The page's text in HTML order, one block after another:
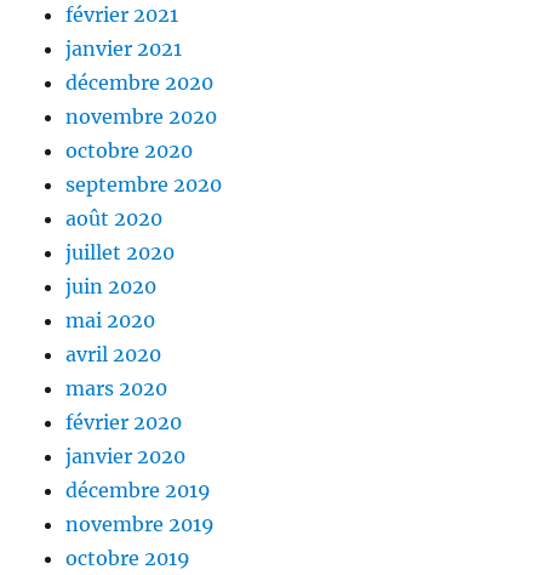
février 2021
janvier 2021
décembre 2020
novembre 2020
octobre 2020
septembre 2020
août 2020
juillet 2020
juin 2020
mai 2020
avril 2020
mars 2020
février 2020
janvier 2020
décembre 2019
novembre 2019
octobre 2019